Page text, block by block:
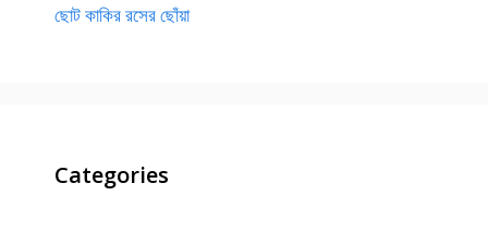
ছোট কাকির রসের ছোঁয়া
Categories